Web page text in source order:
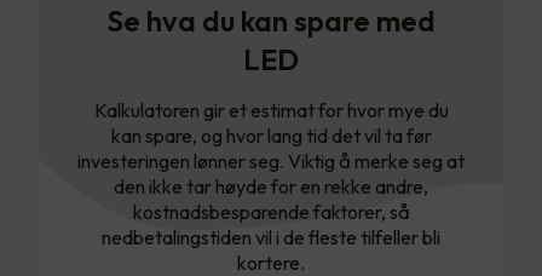
Se hva du kan spare med
LED
Kalkulatoren gir et estimat for hvor mye du
kan spare, og hvor lang tid det vil ta før
investeringen lønner seg. Viktig å merke seg at
den ikke tar høyde for en rekke andre,
kostnadsbesparende faktorer, så
nedbetalingstiden vil i de fleste tilfeller bli
kortere.